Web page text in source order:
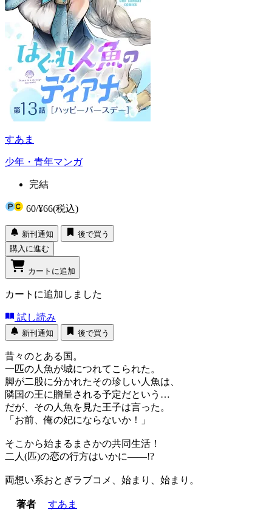
すあま
少年・青年マンガ
完結
60/¥66(税込)
新刊通知
後で買う
購入に進む
カートに追加
カートに追加しました
試し読み
新刊通知 後で買う
昔々のとある国。
一匹の人魚が城につれてこられた。
脚が二股に分かれたその珍しい人魚は、
隣国の王に贈呈される予定だという…
だが、その人魚を見た王子は言った。
「お前、俺の妃にならないか！」
そこから始まるまさかの共同生活！
二人(匹)の恋の行方はいかに――!?
両想い系おとぎラブコメ、始まり、始まり。
著者
すあま